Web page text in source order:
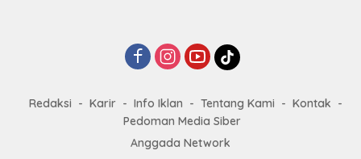
Redaksi Karir Info Iklan Tentang Kami
Kontak
Pedoman Media Siber
Anggada Network